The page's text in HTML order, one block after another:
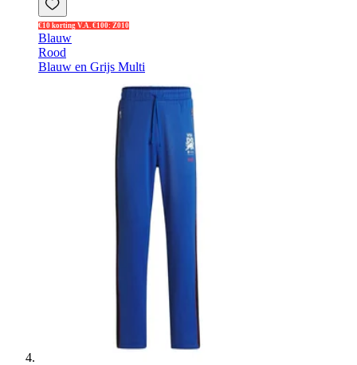
€10 korting V.A. €100: Z010
Blauw
Rood
Blauw en Grijs Multi